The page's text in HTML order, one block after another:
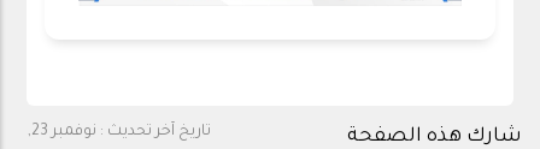
تاريخ آخر تحديث :
نوفمبر 23,
شارك هذه الصفحة